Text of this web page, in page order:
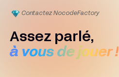
Contactez NocodeFactory
Assez parlé,
à vous de jouer !